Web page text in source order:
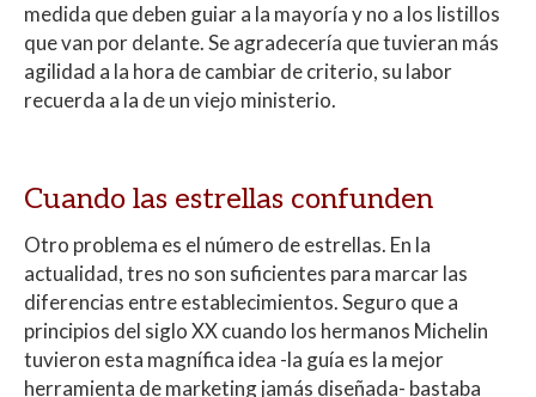
medida que deben guiar a la mayoría y no a los listillos
que van por delante. Se agradecería que tuvieran más
agilidad a la hora de cambiar de criterio, su labor
recuerda a la de un viejo ministerio.
Cuando las estrellas confunden
Otro problema es el número de estrellas. En la
actualidad, tres no son suficientes para marcar las
diferencias entre establecimientos. Seguro que a
principios del siglo XX cuando los hermanos Michelin
tuvieron esta magnífica idea -la guía es la mejor
herramienta de marketing jamás diseñada- bastaba